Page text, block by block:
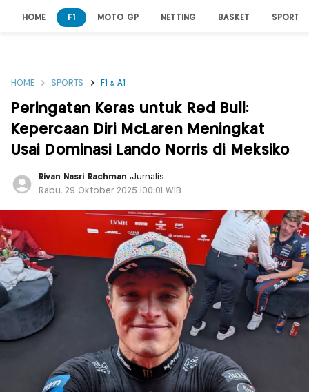
HOME F1 MOTO GP NETTING BASKET SPORT
HOME SPORTS F1 & A1
Peringatan Keras untuk Red Bull:
Kepercaan Diri McLaren Meningkat
Usai Dominasi Lando Norris di Meksiko
Rivan Nasri Rachman ,Jurnalis
Rabu, 29 Oktober 2025 |00:01 WIB